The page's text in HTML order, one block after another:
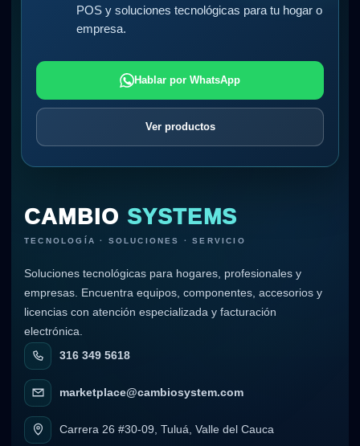
POS y soluciones tecnológicas para tu hogar o
empresa.
Hablar por WhatsApp
Ver productos
CAMBIO SYSTEMS
TECNOLOGÍA · SOLUCIONES · SERVICIO
Soluciones tecnológicas para hogares, profesionales y
empresas. Encuentra equipos, componentes, accesorios y
licencias con atención especializada y facturación
electrónica.
316 349 5618
marketplace@cambiosystem.com
Carrera 26 #30-09, Tuluá, Valle del Cauca